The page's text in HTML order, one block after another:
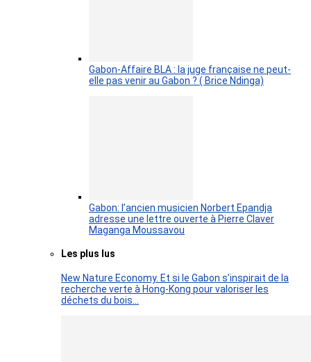
Gabon-Affaire BLA : la juge française ne peut-
elle pas venir au Gabon ? ( Brice Ndinga)
Gabon: l’ancien musicien Norbert Epandja
adresse une lettre ouverte à Pierre Claver
Maganga Moussavou
Les plus lus
New Nature Economy. Et si le Gabon s’inspirait de la
recherche verte à Hong-Kong pour valoriser les
déchets du bois…